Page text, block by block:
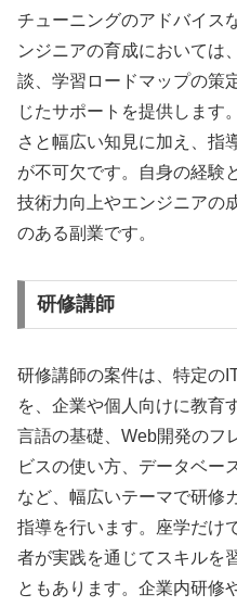
チューニングのアドバイス
ンジニアの育成においては
談、学習ロードマップの策
じたサポートを提供します
さと幅広い知見に加え、指
が不可欠です。自身の経験
技術力向上やエンジニアの
のある副業です。
研修講師
研修講師の案件は、特定の
を、企業や個人向けに教育
言語の基礎、Web開発のフ
ビスの使い方、データベー
など、幅広いテーマで研修
指導を行います。座学だけ
者が実践を通じてスキルを
ともあります。企業内研修